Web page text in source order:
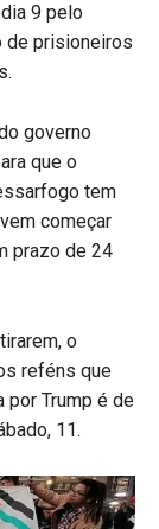
9 pelo
de prisioneiros
governo
que o
tem
começar
prazo de 24
o
reféns que
por Trump é de
11.